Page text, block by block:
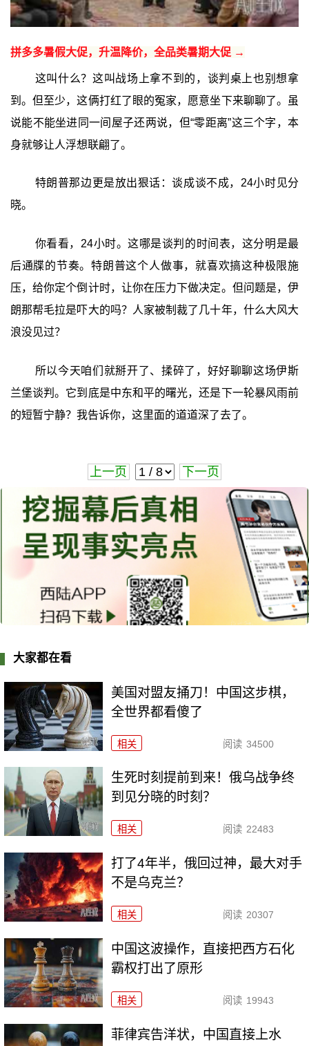
拼多多暑假大促，升温降价，全品类暑期大促 →
这叫什么？这叫战场上拿不到的，谈判桌上也别想拿
到。但至少，这俩打红了眼的冤家，愿意坐下来聊聊了。虽
说能不能坐进同一间屋子还两说，但“零距离”这三个字，本
身就够让人浮想联翩了。
特朗普那边更是放出狠话：谈成谈不成，24小时见分
晓。
你看看，24小时。这哪是谈判的时间表，这分明是最
后通牒的节奏。特朗普这个人做事，就喜欢搞这种极限施
压，给你定个倒计时，让你在压力下做决定。但问题是，伊
朗那帮毛拉是吓大的吗？人家被制裁了几十年，什么大风大
浪没见过？
所以今天咱们就掰开了、揉碎了，好好聊聊这场伊斯
兰堡谈判。它到底是中东和平的曙光，还是下一轮暴风雨前
的短暂宁静？我告诉你，这里面的道道深了去了。
上一页 下一页
大家都在看
美国对盟友捅刀！中国这步棋，
全世界都看傻了
相关 阅读 34500
生死时刻提前到来！俄乌战争终
到见分晓的时刻？
相关 阅读 22483
打了4年半，俄回过神，最大对手
不是乌克兰？
相关 阅读 20307
中国这波操作，直接把西方石化
霸权打出了原形
相关 阅读 19943
菲律宾告洋状，中国直接上水